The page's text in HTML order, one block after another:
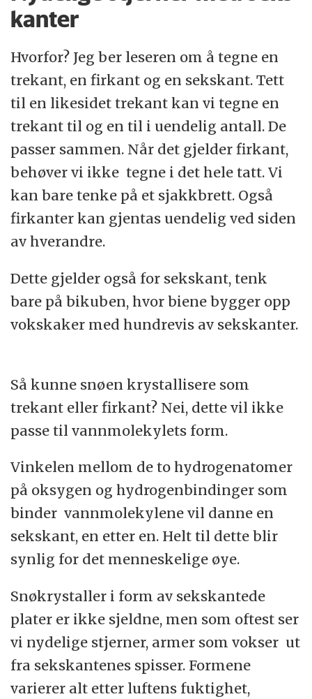
kanter
Hvorfor? Jeg ber leseren om å tegne en
trekant, en firkant og en sekskant. Tett
til en likesidet trekant kan vi tegne en
trekant til og en til i uendelig antall. De
passer sammen. Når det gjelder firkant,
behøver vi ikke tegne i det hele tatt. Vi
kan bare tenke på et sjakkbrett. Også
firkanter kan gjentas uendelig ved siden
av hverandre.
Dette gjelder også for sekskant, tenk
bare på bikuben, hvor biene bygger opp
vokskaker med hundrevis av sekskanter.
Så kunne snøen krystallisere som
trekant eller firkant? Nei, dette vil ikke
passe til vannmolekylets form.
Vinkelen mellom de to hydrogenatomer
på oksygen og hydrogenbindinger som
binder vannmolekylene vil danne en
sekskant, en etter en. Helt til dette blir
synlig for det menneskelige øye.
Snøkrystaller i form av sekskantede
plater er ikke sjeldne, men som oftest ser
vi nydelige stjerner, armer som vokser ut
fra sekskantenes spisser. Formene
varierer alt etter luftens fuktighet,